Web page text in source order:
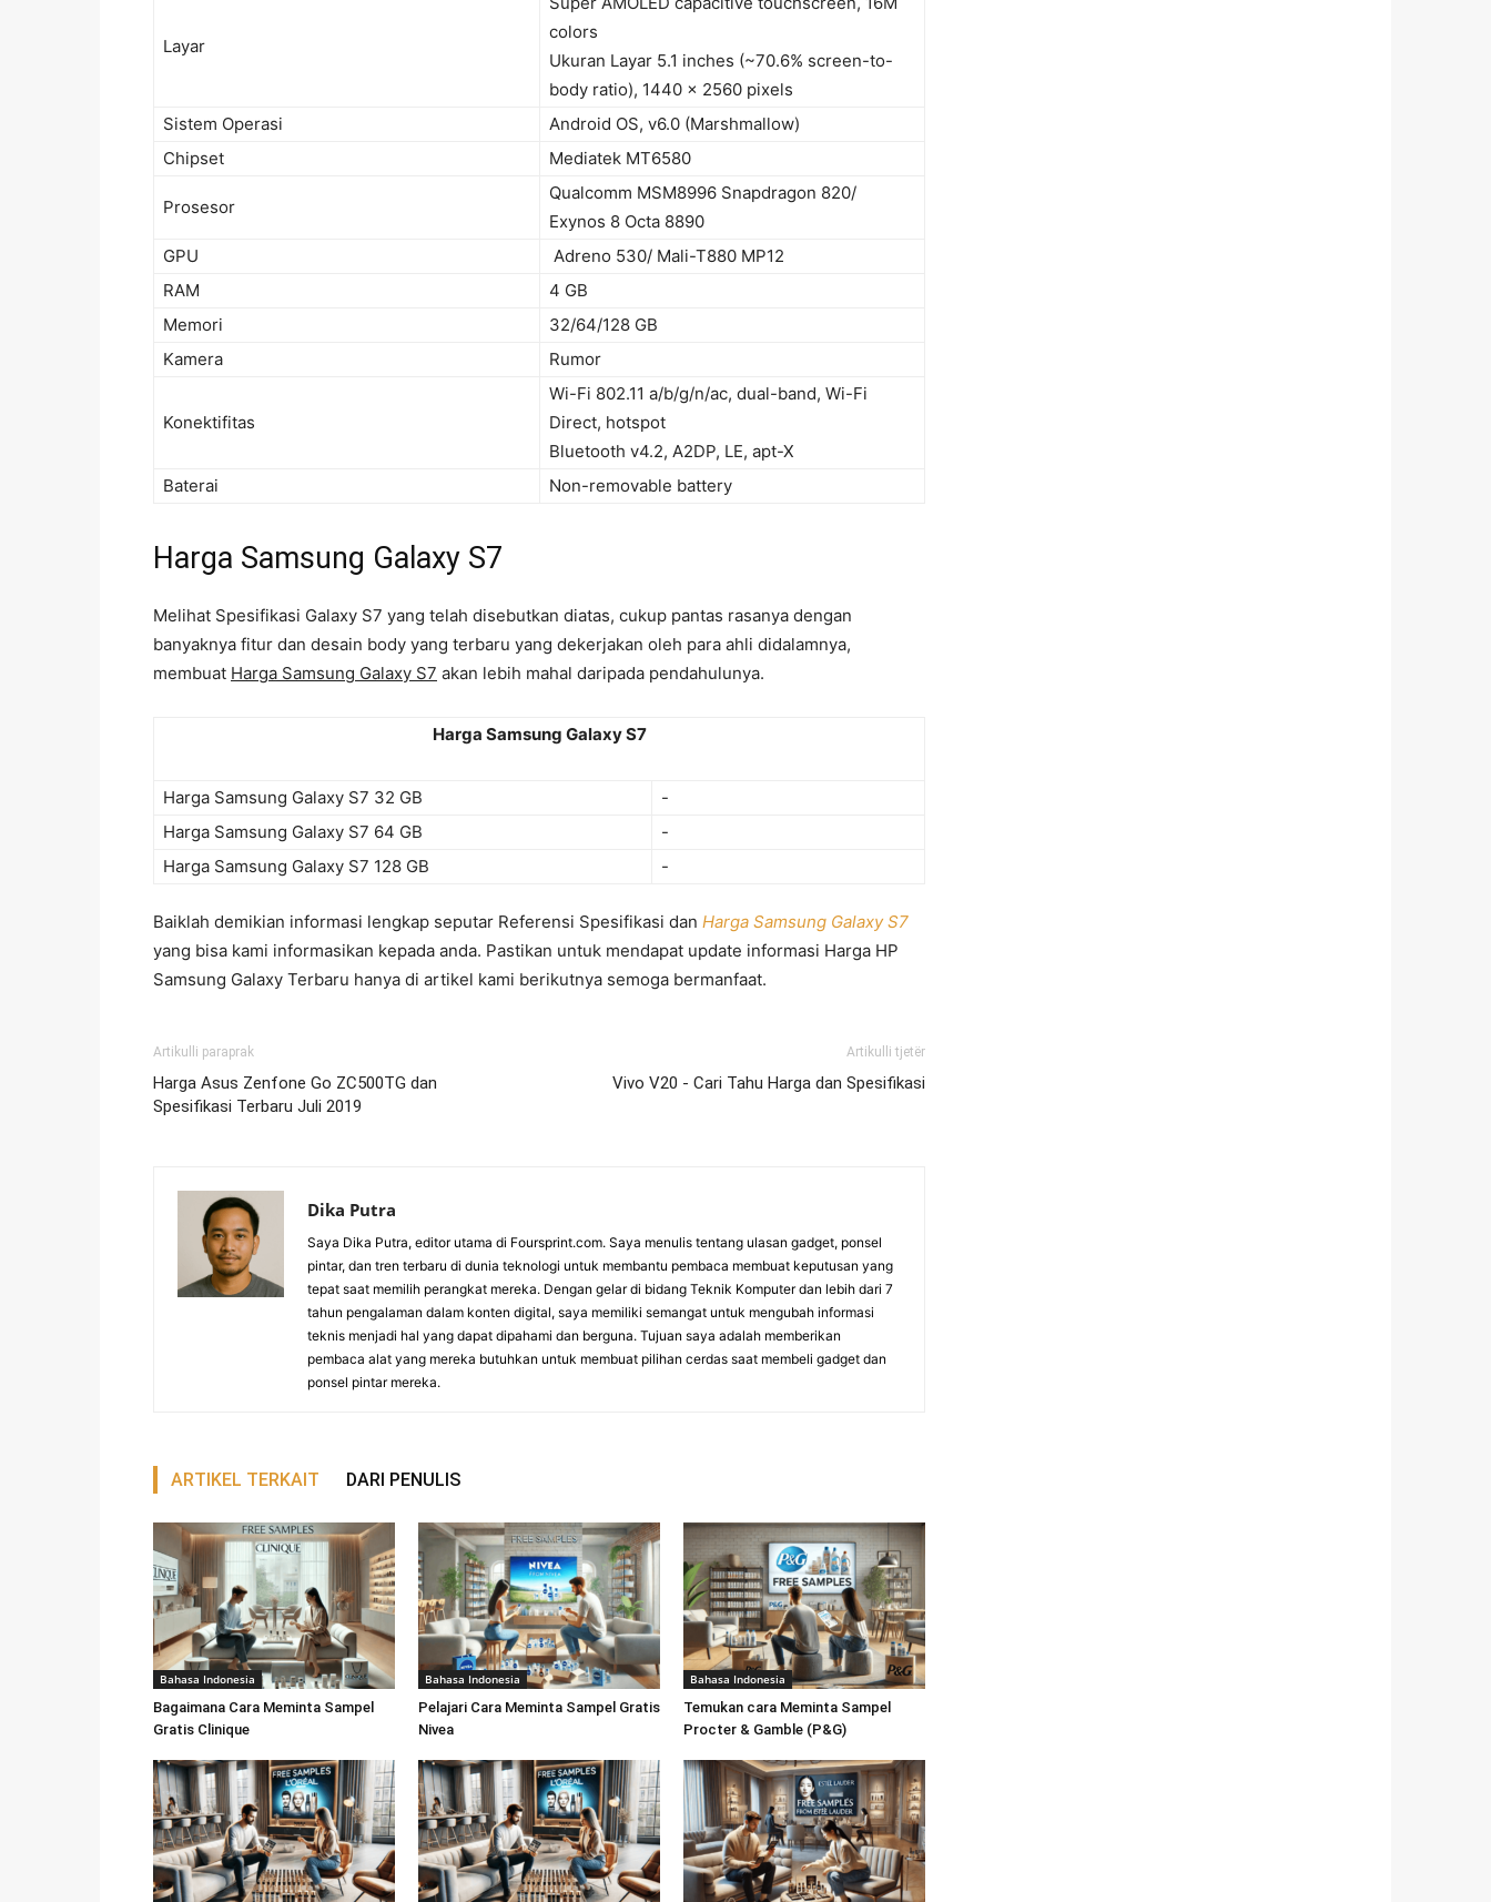
Layar
colors
Ukuran Layar 5.1 inches (~70.6% screen-to-
body ratio), 1440 x 2560 pixels
Sistem Operasi
Android OS, v6.0 (Marshmallow)
Chipset
Mediatek MT6580
Prosesor
Qualcomm MSM8996 Snapdragon 820/
Exynos 8 Octa 8890
GPU
Adreno 530/ Mali-T880 MP12
RAM
4 GB
Memori
32/64/128 GB
Kamera
Rumor
Konektifitas
Wi-Fi 802.11 a/b/g/n/ac, dual-band, Wi-Fi
Direct, hotspot
Bluetooth v4.2, A2DP, LE, apt-X
Baterai
Non-removable battery
Harga Samsung Galaxy S7
Melihat Spesifikasi Galaxy S7 yang telah disebutkan diatas, cukup pantas rasanya dengan
banyaknya fitur dan desain body yang terbaru yang dekerjakan oleh para ahli didalamnya,
membuat Harga Samsung Galaxy S7 akan lebih mahal daripada pendahulunya.
Harga Samsung Galaxy S7
Harga Samsung Galaxy S7 32 GB
-
Harga Samsung Galaxy S7 64 GB
-
Harga Samsung Galaxy S7 128 GB
-
Baiklah demikian informasi lengkap seputar Referensi Spesifikasi dan Harga Samsung Galaxy S7
yang bisa kami informasikan kepada anda. Pastikan untuk mendapat update informasi Harga HP
Samsung Galaxy Terbaru hanya di artikel kami berikutnya semoga bermanfaat.
Artikulli paraprak
Harga Asus Zenfone Go ZC500TG dan
Spesifikasi Terbaru Juli 2019
Artikulli tjetër
Vivo V20 - Cari Tahu Harga dan Spesifikasi
Dika Putra
Saya Dika Putra, editor utama di Foursprint.com. Saya menulis tentang ulasan gadget, ponsel
pintar, dan tren terbaru di dunia teknologi untuk membantu pembaca membuat keputusan yang
tepat saat memilih perangkat mereka. Dengan gelar di bidang Teknik Komputer dan lebih dari 7
tahun pengalaman dalam konten digital, saya memiliki semangat untuk mengubah informasi
teknis menjadi hal yang dapat dipahami dan berguna. Tujuan saya adalah memberikan
pembaca alat yang mereka butuhkan untuk membuat pilihan cerdas saat membeli gadget dan
ponsel pintar mereka.
ARTIKEL TERKAIT DARI PENULIS
Bahasa Indonesia
Bagaimana Cara Meminta Sampel
Gratis Clinique
Bahasa Indonesia
Pelajari Cara Meminta Sampel Gratis
Nivea
Bahasa Indonesia
Temukan cara Meminta Sampel
Procter & Gamble (P&G)